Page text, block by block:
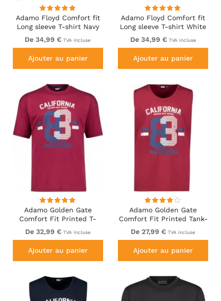
Adamo Floyd Comfort fit
Long sleeve T-shirt Navy
De 34,99 € TVA incluse
Ajouter au panier
Adamo Floyd Comfort fit
Long sleeve T-shirt White
De 34,99 € TVA incluse
Ajouter au panier
Adamo Golden Gate
Comfort Fit Printed T-
shirt Burgundy
De 32,99 € TVA incluse
Ajouter au panier
Adamo Golden Gate
Comfort Fit Printed Tank-
top Burgundy
De 27,99 € TVA incluse
Ajouter au panier